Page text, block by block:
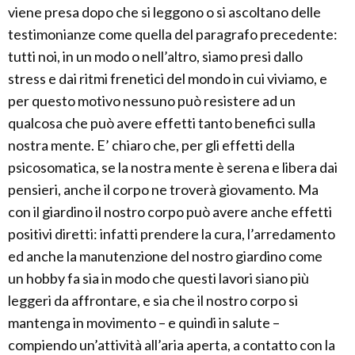
viene presa dopo che si leggono o si ascoltano delle
testimonianze come quella del paragrafo precedente:
tutti noi, in un modo o nell’altro, siamo presi dallo
stress e dai ritmi frenetici del mondo in cui viviamo, e
per questo motivo nessuno può resistere ad un
qualcosa che può avere effetti tanto benefici sulla
nostra mente. E’ chiaro che, per gli effetti della
psicosomatica, se la nostra mente è serena e libera dai
pensieri, anche il corpo ne troverà giovamento. Ma
con il giardino il nostro corpo può avere anche effetti
positivi diretti: infatti prendere la cura, l’arredamento
ed anche la manutenzione del nostro giardino come
un hobby fa sia in modo che questi lavori siano più
leggeri da affrontare, e sia che il nostro corpo si
mantenga in movimento – e quindi in salute –
compiendo un’attività all’aria aperta, a contatto con la